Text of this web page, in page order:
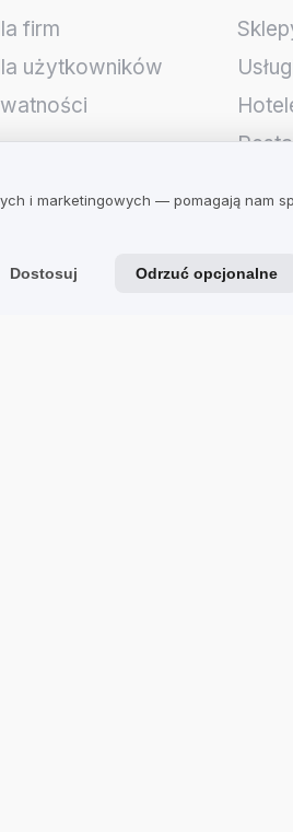
firm
użytkowników
i marketingowych — pomagają nam
Dostosuj
Odrzuć opcjonalne